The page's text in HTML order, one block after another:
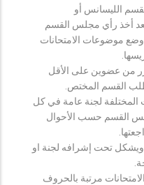
بقسم الليسانس أو
أخذ رأي مجلس القسم
وضع موضوعات الامتحانات
من عضوين على الأقل
القسم المختص.
المختلفة لجنة عامة في كل
القسم حسب الأحوال
ويشكل تحت إشرافه لجنة او
مرتبة بالحروف